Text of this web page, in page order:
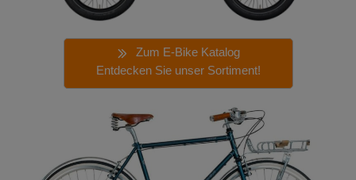
Zum E-Bike Katalog
Entdecken Sie unser Sortiment!